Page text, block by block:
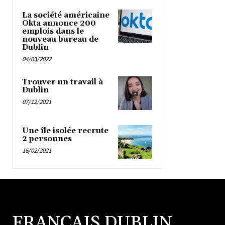
La société américaine
Okta annonce 200
emplois dans le
nouveau bureau de
Dublin
04/03/2022
Trouver un travail à
Dublin
07/12/2021
Une île isolée recrute
2 personnes
16/02/2021